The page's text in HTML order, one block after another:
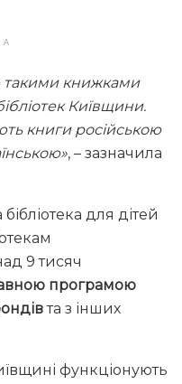
такими книжками
Київщини.
книги російською
, – зазначила
для дітей
9 тисяч
програмою
та з інших
функціонують